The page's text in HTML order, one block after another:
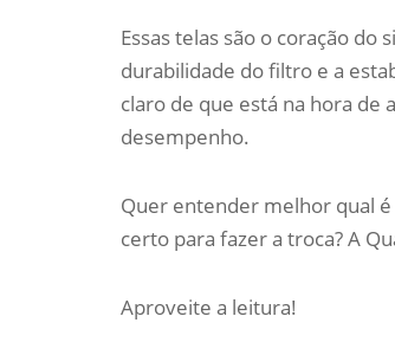
Essas telas são o coração
durabilidade do filtro e a
claro de que está na hora
desempenho.
Quer entender melhor qual
certo para fazer a troca? A
Aproveite a leitura!